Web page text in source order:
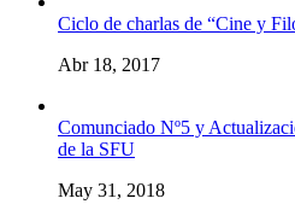
Ciclo de charlas de “Cine y
Abr 18, 2017
Comunciado Nº5 y
de la SFU
May 31, 2018